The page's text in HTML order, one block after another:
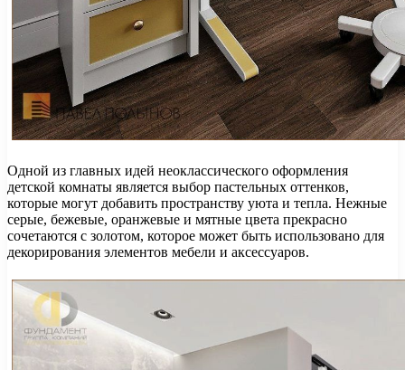
Одной из главных идей неоклассического оформления
детской комнаты является выбор пастельных оттенков,
которые могут добавить пространству уюта и тепла. Нежные
серые, бежевые, оранжевые и мятные цвета прекрасно
сочетаются с золотом, которое может быть использовано для
декорирования элементов мебели и аксессуаров.